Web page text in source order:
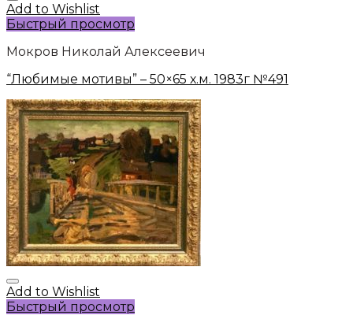
Add to Wishlist
Быстрый просмотр
Мокров Николай Алексеевич
“Любимые мотивы” – 50×65 х.м. 1983г №491
Add to Wishlist
Быстрый просмотр